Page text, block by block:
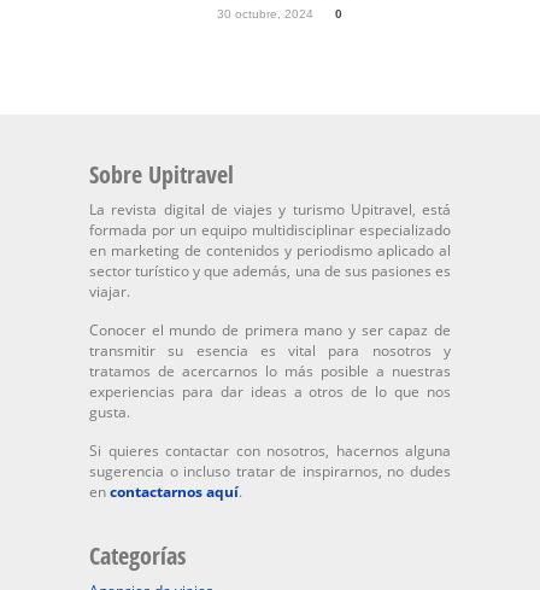
30 octubre, 2024 0
Sobre Upitravel
La revista digital de viajes y turismo Upitravel, está
formada por un equipo multidisciplinar especializado
en marketing de contenidos y periodismo aplicado al
sector turístico y que además, una de sus pasiones es
viajar.
Conocer el mundo de primera mano y ser capaz de
transmitir su esencia es vital para nosotros y
tratamos de acercarnos lo más posible a nuestras
experiencias para dar ideas a otros de lo que nos
gusta.
Si quieres contactar con nosotros, hacernos alguna
sugerencia o incluso tratar de inspirarnos, no dudes
encontactarnos aquí.
Categorías